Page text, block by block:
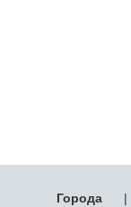
Города |